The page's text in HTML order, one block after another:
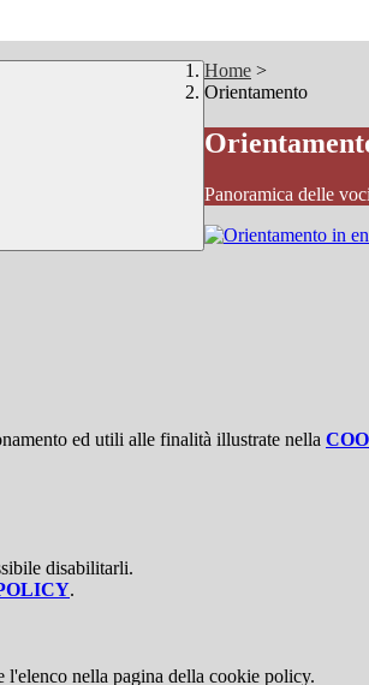
Home >
Orientamento
Panoramica delle
ed utili alle finalità illustrate nella
disabilitarli.
.
l'elenco nella pagina della cookie policy.